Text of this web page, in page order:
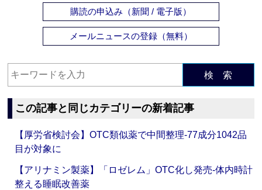
購読の申込み（新聞 / 電子版）
メールニュースの登録（無料）
検 索
この記事と同じカテゴリーの新着記事
【厚労省検討会】OTC類似薬で中間整理‐77成分1042品
目が対象に
【アリナミン製薬】「ロゼレム」OTC化し発売‐体内時計
整える睡眠改善薬